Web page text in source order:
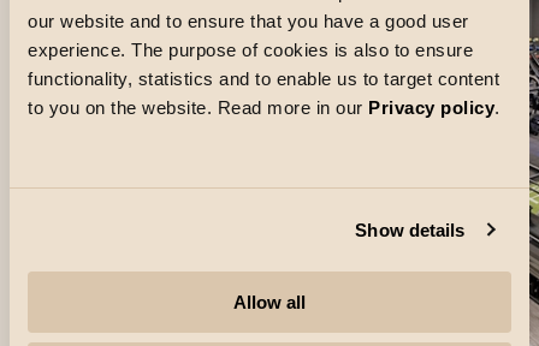
our website and to ensure that you have a good user
experience. The purpose of cookies is also to ensure
functionality, statistics and to enable us to target content
to you on the website. Read more in our Privacy policy.
Show details
Allow all